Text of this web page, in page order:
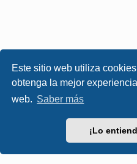
Este sitio web utiliza
obtenga la mejor
web. Saber más
¡Lo